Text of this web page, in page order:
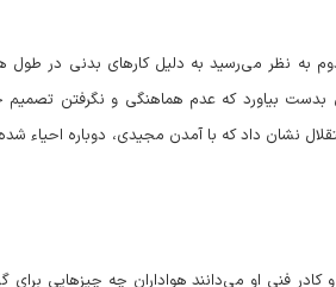
به نظر می‌رسید به دلیل کارهای بدنی در طول
بدست بیاورد که عدم هماهنگی و نگرفتن
نشان داد که با آمدن مجیدی، دوباره احیاء
فنی او می‌دانند هواداران چه چیزهایی برای
می‌کند! + فیلم